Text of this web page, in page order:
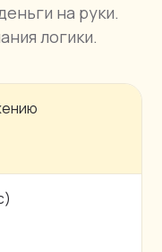
на руки.
логики.